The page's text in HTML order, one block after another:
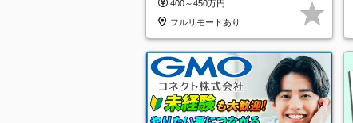
400～450万円
フルリモートあり